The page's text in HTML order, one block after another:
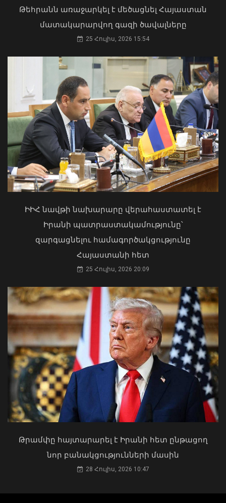
Սևանի մակարդակը 1900.77 մետր է՝
անցած տարվա ցուցանիշից 16 սմ-ով
08 Օգոստոս, 2026 11:14
պարունակությունը գրեթե ամբողջ
սահմանը
08 Օգոստոս, 2026 11:03
Մ-2 միջպետական ճանապարհի
Իշխանասար-Նորավան հատվածում
կատարվում
08 Օգոստոս, 2026 10:50
Մկրտության արարողությունից հետո
Արտաշատում 14 մարդ թունավորման
ախտանիշներով դիմել է ԲԿ. ՀՎԿԱԿ
02 Օգոստոս, 2026 15:06
«Ուժեղ Հայաստան»-ը դեմ է
քվեարկելու ԱԺ նախագահի
պաշտոնում Ռուբեն Ռուբինյանի
թեկնածությանը
03 Օգոստոս, 2026 13:13
Թեհրանն առաջարկել է մեծացնել Հայաստան
մատակարարվող գազի ծավալները
25 Հուլիս, 2026 15:54
ԻԻՀ նավթի նախարարը վերահաստատել է
Իրանի պատրաստակամությունը՝
զարգացնելու համագործակցությունը
Հայաստանի հետ
25 Հուլիս, 2026 20:09
Թրամփը հայտարարել է Իրանի հետ ընթացող
նոր բանակցությունների մասին
28 Հուլիս, 2026 10:47